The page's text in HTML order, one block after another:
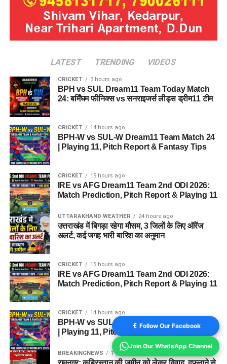
LATEST TRENDING VIDEOS
CRICKET 3 hours ago
BPH vs SUL Dream11 Team Today Match
24: बर्मिंघम फीनिक्स vs सनराइजर्स लीड्स ड्रीम11 टीम
CRICKET 14 hours ago
BPH-W vs SUL-W Dream11 Team Match 24
| Playing 11, Pitch Report & Fantasy Tips
CRICKET 15 hours ago
IRE vs AFG Dream11 Team 2nd ODI 2026:
Match Prediction, Pitch Report & Playing 11
UTTARAKHAND WEATHER 24 hours ago
उत्तराखंड में बिगड़ा रहेगा मौसम, 3 जिलों के लिए ऑरेंज
अलर्ट, कई जगह भारी बारिश का अनुमान
CRICKET 15 hours ago
IRE vs AFG Dream11 Team 2nd ODI 2026:
Match Prediction, Pitch Report & Playing 11
CRICKET 14 hours ago
BPH-W vs SUL-W Dream11 Team Match 24
| Playing 11, Pitch Report & Fantasy Tips
BREAKINGNEWS 1 year ago
Follow Our Facebook
Join Our WhatsApp Channel